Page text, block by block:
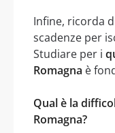
Infine, ricorda
scadenze per
Studiare per i
Romagna è
Qual è la
Romagna?